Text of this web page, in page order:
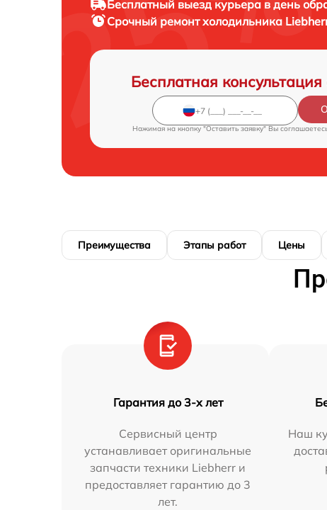
Бесплатный выезд курьера в день
Срочный ремонтхолодильника
Бесплатная
Нажимая на кнопку "Оставить заявку" Вы
Преимущества Этапы работ Цены
Гарантия до 3-х лет
Сервисный центр
устанавливает оригинальные
запчасти техники Liebherr и
предоставляет гарантию до 3
лет.
Наш